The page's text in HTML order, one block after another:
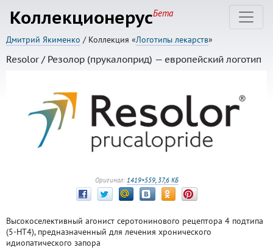
КоллекционерусБета
Дмитрий Якименко / Коллекция «Логотипы лекарств»
Resolor / Резолор (прукалоприд) — европейский логотип
Оригинал: 1419×559, 37,6 КБ
Высокоселективный агонист серотонинового рецептора 4 подтипа
(5-HT4), предназначенный для лечения хронического
идиопатического запора